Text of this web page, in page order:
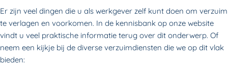
Er zijn veel dingen die u als werkgever zelf kunt doen om verzuim
te verlagen en voorkomen. In de kennisbank op onze website
vindt u veel praktische informatie terug over dit onderwerp. Of
neem een kijkje bij de diverse verzuimdiensten die we op dit vlak
bieden: